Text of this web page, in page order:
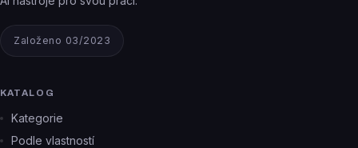
Založeno 03/2023
KATALOG
Kategorie
Podle vlastností